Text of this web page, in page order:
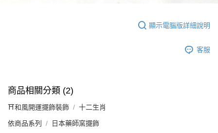
顯示電腦版詳細說明
客服
商品相關分類 (2)
⛩️和風開運擺飾裝飾 十二生肖
依商品系列 日本藥師窯擺飾